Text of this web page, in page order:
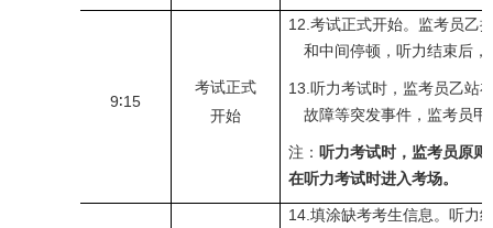
9∶15
考试正式
开始
12. 考试正式开始。监考员乙
和中间停顿，听力结束后
13. 听力考试时，监考员乙站
故障等突发事件，监考员
注： 听力考试时，监考员原
在听力考试时进入考场。
14. 填涂缺考考生信息。听力